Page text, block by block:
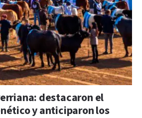
destacaron el
y anticiparon los